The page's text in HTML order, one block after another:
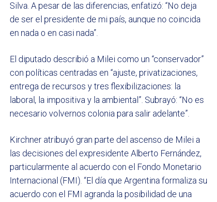
Silva. A pesar de las diferencias, enfatizó: “No deja
de ser el presidente de mi país, aunque no coincida
en nada o en casi nada”.
El diputado describió a Milei como un “conservador”
con políticas centradas en “ajuste, privatizaciones,
entrega de recursos y tres flexibilizaciones: la
laboral, la impositiva y la ambiental”. Subrayó: “No es
necesario volvernos colonia para salir adelante”.
Kirchner atribuyó gran parte del ascenso de Milei a
las decisiones del expresidente Alberto Fernández,
particularmente al acuerdo con el Fondo Monetario
Internacional (FMI). “El día que Argentina formaliza su
acuerdo con el FMI agranda la posibilidad de una